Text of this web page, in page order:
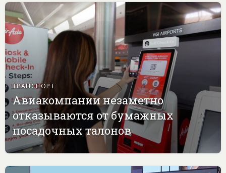
ТРАНСПОРТ
Авиакомпании незаметно
отказываются от бумажных
посадочных талонов